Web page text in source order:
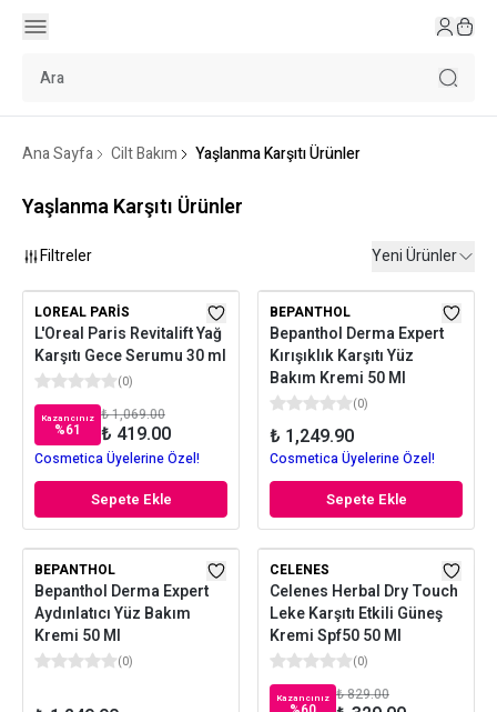
Ana Sayfa Cilt Bakım Yaşlanma Karşıtı Ürünler
Yaşlanma Karşıtı Ürünler
Filtreler Yeni Ürünler
LOREAL PARIS
L'Oreal Paris Revitalift Yağ
Karşıtı Gece Serumu 30 ml
(0)
Kazancınız
%61
₺ 1,069.00
₺ 419.00
Cosmetica Üyelerine Özel!
Sepete Ekle
BEPANTHOL
Bepanthol Derma Expert
Kırışıklık Karşıtı Yüz
Bakım Kremi 50 Ml
(0)
₺ 1,249.90
Cosmetica Üyelerine Özel!
Sepete Ekle
BEPANTHOL
Bepanthol Derma Expert
Aydınlatıcı Yüz Bakım
Kremi 50 Ml
(0)
CELENES
Celenes Herbal Dry Touch
Leke Karşıtı Etkili Güneş
Kremi Spf50 50 Ml
(0)
Kazancınız ₺ 829.00